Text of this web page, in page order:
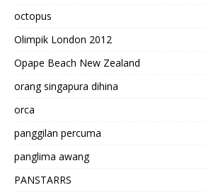
octopus
Olimpik London 2012
Opape Beach New Zealand
orang singapura dihina
orca
panggilan percuma
panglima awang
PANSTARRS